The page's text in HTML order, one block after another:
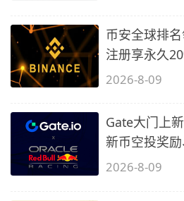
币安全球排
注册享永久
2)
2026-8-09
Gate大门上
新币空投奖
得…
2026-8-09